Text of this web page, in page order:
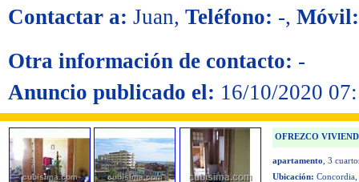
Contactar a: Juan, Teléfono: -, Móvil:
Otra información de contacto: -
Anuncio publicado el: 16/10/2020
OFREZCO
apartamento , 3
Ubicación: Concordia,